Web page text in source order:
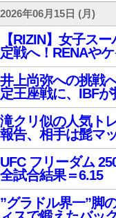
2026年06月15日 (月)
【RIZIN】女子ス
定戦へ！RENAや
井上尚弥への挑戦
定王座戦に、IBF
滝クリ似の人気ト
報告、相手は髭マ
UFC フリーダム
全試合結果＝6.15
”グラドル界一”脚